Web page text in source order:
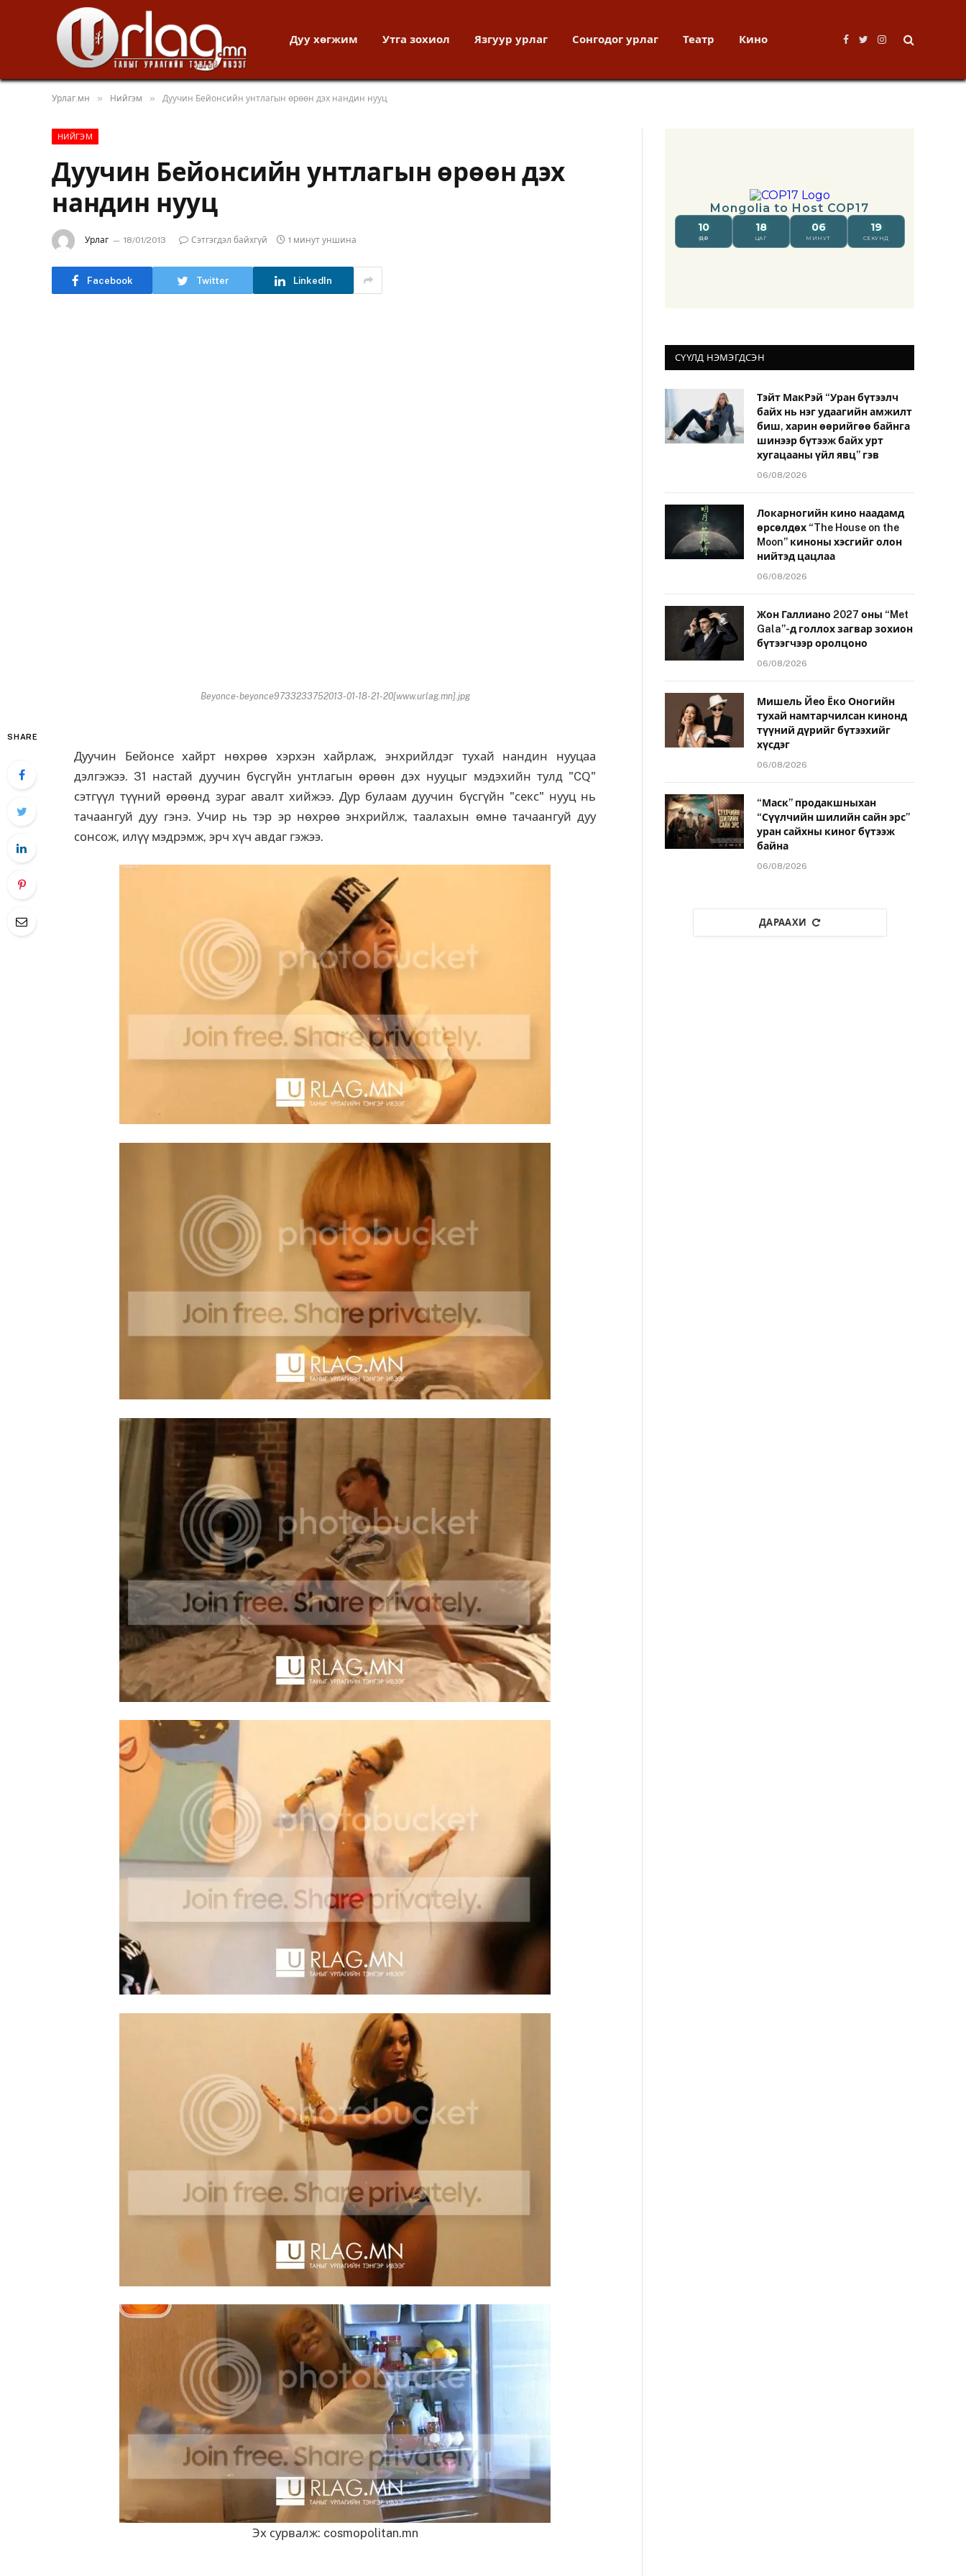
Дуу хөгжим Утга зохиол Язгуур урлаг Сонгодог урлаг Театр Кино
Facebook
TwitterInstagram
Урлаг.мн » Нийгэм » Дуучин Бейонсийн унтлагын өрөөн дэх нандин нууц
НИЙГЭМ
Дуучин Бейонсийн унтлагын өрөөн дэх
нандин нууц
Урлаг 18/01/2013 Сэтгэгдэл байхгүй 1 минут уншина
Facebook Twitter LinkedIn
Beyonce-beyonce9733233752013-01-18-21-20[www.urlag.mn].jpg
SHARE
Дуучин Бейонсе хайрт нөхрөө хэрхэн хайрлаж, энхрийлдэг тухай нандин нууцаа
дэлгэжээ. 31 настай дуучин бүсгүйн унтлагын өрөөн дэх нууцыг мэдэхийн тулд "CQ"
сэтгүүл түүний өрөөнд зураг авалт хийжээ. Дур булаам дуучин бүсгүйн "секс" нууц нь
тачаангуй дуу гэнэ. Учир нь тэр эр нөхрөө энхрийлж, таалахын өмнө тачаангуй дуу
сонсож, илүү мэдрэмж, эрч хүч авдаг гэжээ.
Эх сурвалж: cosmopolitan.mn
СҮҮЛД НЭМЭГДСЭН
Тэйт МакРэй “Уран бүтээлч
байх нь нэг удаагийн амжилт
биш, харин өөрийгөө байнга
шинээр бүтээж байх урт
хугацааны үйл явц” гэв
06/08/2026
Локарногийн кино наадамд
өрсөлдөх “The House on the
Moon” киноны хэсгийг олон
нийтэд цацлаа
06/08/2026
Жон Галлиано 2027 оны “Met
Gala”-д голлох загвар зохион
бүтээгчээр оролцоно
06/08/2026
Мишель Йео Ёко Оногийн
тухай намтарчилсан кинонд
түүний дүрийг бүтээхийг
хүсдэг
06/08/2026
“Маск” продакшныхан
“Сүүлчийн шилийн сайн эрс”
уран сайхны киног бүтээж
байна
06/08/2026
ДАРААХИ